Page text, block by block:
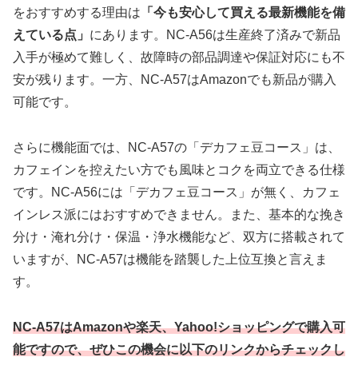
をおすすめする理由は 「今も安心して買える最新機能を備
えている点」 にあります。NC-A56は生産終了済みで新品
入手が極めて難しく、故障時の部品調達や保証対応にも不
安が残ります。一方、NC-A57はAmazonでも新品が購入
可能です。
さらに機能面では、NC-A57の「デカフェ豆コース」は、
カフェインを控えたい方でも風味とコクを両立できる仕様
です。NC-A56には「デカフェ豆コース」が無く、カフェ
インレス派にはおすすめできません。また、基本的な挽き
分け・淹れ分け・保温・浄水機能など、双方に搭載されて
いますが、NC-A57は機能を踏襲した上位互換と言えま
す。
NC-A57はAmazonや楽天、Yahoo!ショッピングで購入可
能ですので、ぜひこの機会に以下のリンクからチェックし